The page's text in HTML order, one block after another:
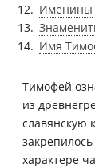
Именины
Имя
Тимофей
из
славянскую
характере